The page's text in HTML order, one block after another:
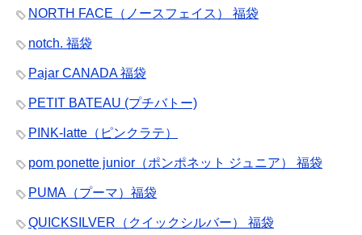
NORTH FACE（ノースフェイス） 福袋
notch. 福袋
Pajar CANADA 福袋
PETIT BATEAU (プチバトー)
PINK-latte（ピンクラテ）
pom ponette junior（ポンポネット ジュニア） 福袋
PUMA（プーマ）福袋
QUICKSILVER（クイックシルバー） 福袋